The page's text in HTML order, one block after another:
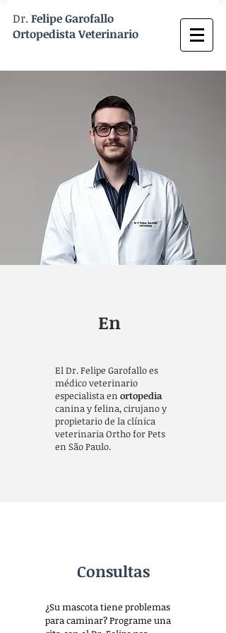
Dr. Felipe Garofallo
OrtopedistaVeterinario
En
El Dr. Felipe Garofallo es
médico veterinario
especialista en ortopedia
canina y felina, cirujano y
propietario de la clínica
veterinaria Ortho for Pets
en São Paulo.
Consultas
¿Su mascota tiene problemas
para caminar? Programe una